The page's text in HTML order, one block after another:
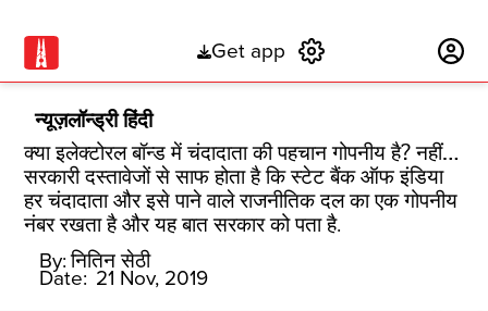
Get app
न्यूज़लॉन्ड्री हिंदी
क्या इलेक्टोरल बॉन्ड में चंदादाता की पहचान गोपनीय है? नहीं…
सरकारी दस्तावेजों से साफ होता है कि स्टेट बैंक ऑफ इंडिया
हर चंदादाता और इसे पाने वाले राजनीतिक दल का एक गोपनीय
नंबर रखता है और यह बात सरकार को पता है.
By: नितिन सेठी
Date: 21 Nov, 2019